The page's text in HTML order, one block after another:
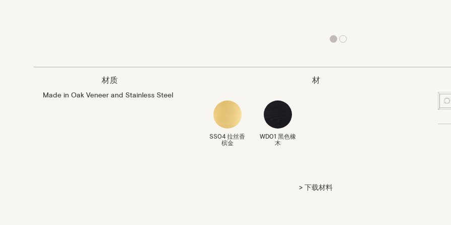
材质
Made in Oak Veneer and Stainless Steel
材
SS04 拉丝香
槟金
WD01 黑色橡
木
下载材料